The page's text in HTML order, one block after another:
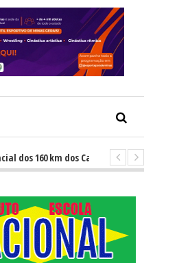
160 km dos Caminhos do Padre Libério.